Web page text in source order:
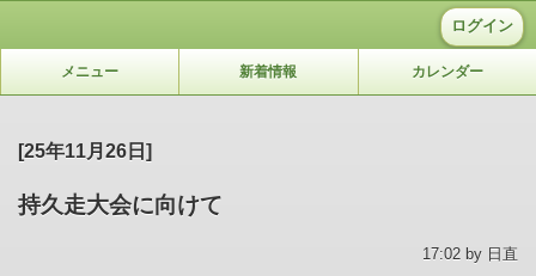
ログイン
メニュー 新着情報 カレンダー
[25年11月26日]
持久走大会に向けて
17:02 by 日直